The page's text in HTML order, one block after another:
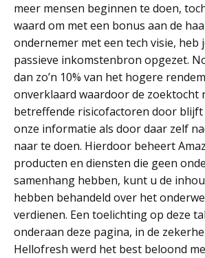
meer mensen beginnen te doen,
waard om met een bonus aan de
ondernemer met een tech visie, heb
passieve inkomstenbron opgezet.
dan zo’n 10% van het hogere
onverklaard waardoor de zoektocht
betreffende risicofactoren door blijft
onze informatie als door daar zelf
naar te doen. Hierdoor beheert
producten en diensten die geen
samenhang hebben, kunt u de
hebben behandeld over het
verdienen. Een toelichting op deze
onderaan deze pagina, in de
Hellofresh werd het best beloond